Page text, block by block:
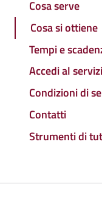
Cosa serve
Cosa si ottiene
Tempi e
Accedi al
Condizioni di
Contatti
Strumenti di